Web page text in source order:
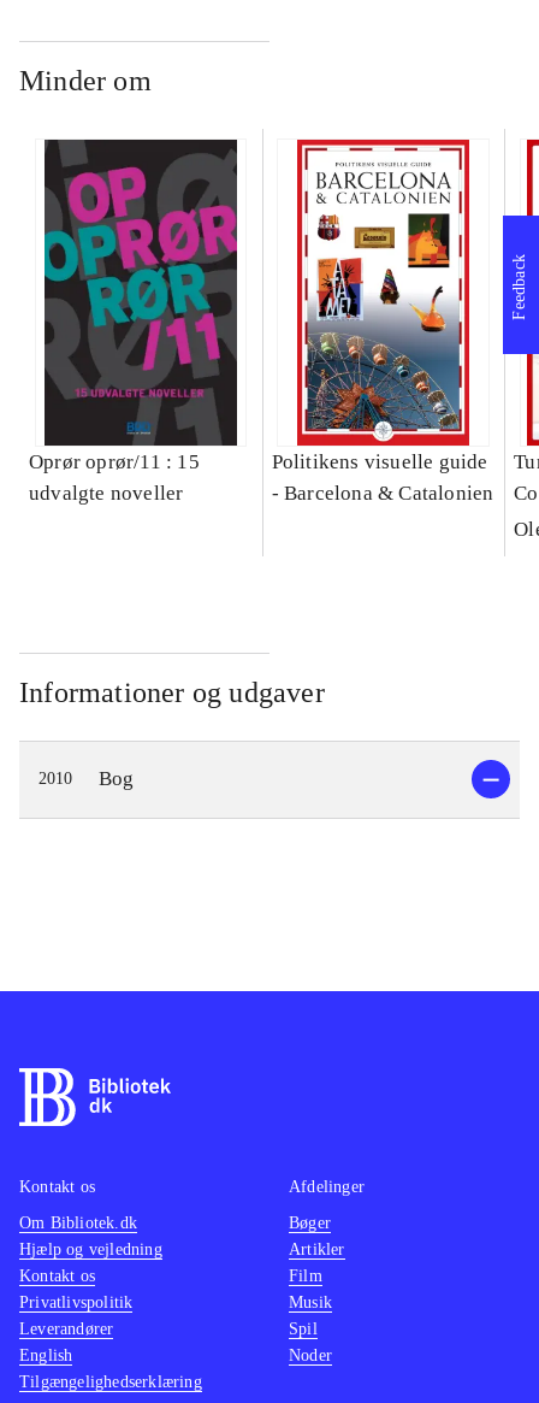
Minder om
Oprør oprør/11 : 15
udvalgte noveller
Politikens visuelle guide
- Barcelona & Catalonien
Informationer og udgaver
2010 Bog
Feedback
Kontakt os
Om Bibliotek.dk
Hjælp og vejledning
Kontakt os
Privatlivspolitik
Leverandører
English
Tilgængelighedserklæring
Afdelinger
Bøger
Artikler
Film
Musik
Spil
Noder